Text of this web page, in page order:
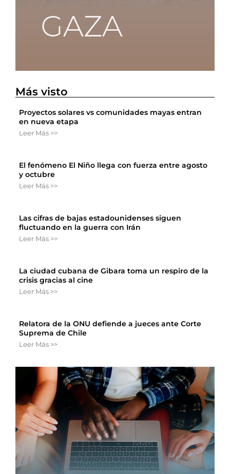
Más visto
Proyectos solares vs comunidades mayas entran
en nueva etapa
Leer Más >>
El fenómeno El Niño llega con fuerza entre agosto
y octubre
Leer Más >>
Las cifras de bajas estadounidenses siguen
fluctuando en la guerra con Irán
Leer Más >>
La ciudad cubana de Gibara toma un respiro de la
crisis gracias al cine
Leer Más >>
Relatora de la ONU defiende a jueces ante Corte
Suprema de Chile
Leer Más >>